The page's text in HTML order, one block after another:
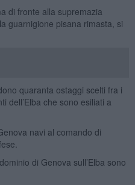
di fronte alla supremazia
guarnigione pisana rimasta, si
quaranta ostaggi scelti fra i
dell’Elba che sono esiliati a
navi al comando di
di Genova sull’Elba sono